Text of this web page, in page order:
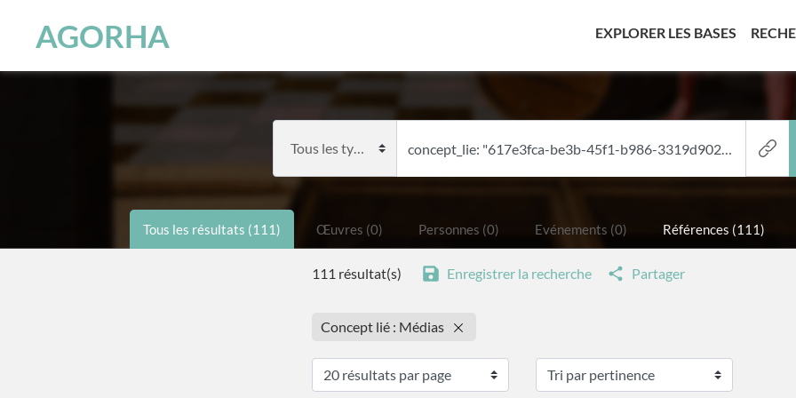
AGORHA EXPLORER LES BASES
Tous les résultats (111) Œuvres (0) Personnes (0) Evénements (0) Références (111)
111 résultat(s) Enregistrer la recherche Partager
Concept lié : Médias